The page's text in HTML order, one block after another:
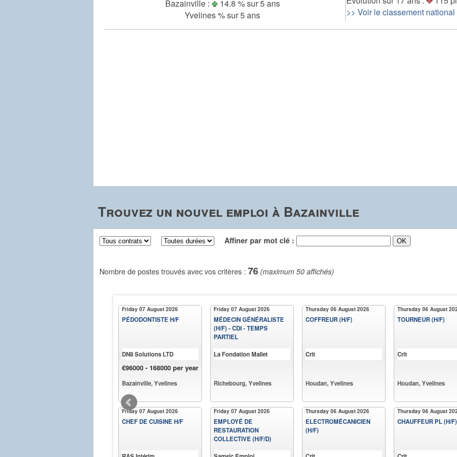
Bazainville :
14.8 % sur 5 ans
Yvelines % sur 5 ans
>> Voir le classement national
Trouvez un nouvel emploi à Bazainville
Affiner par mot clé :
Nombre de postes trouvés avec vos critères : 76 (maximum 50 affichés)
Friday 07 August 2026
PÉDODONTISTE H/F
DN8 Solutions LTD
€96000 - 168000 per year
Bazainville, Yvelines
Friday 07 August 2026
CHEF DE CUISINE H/F
Friday 07 August 2026
MÉDECIN GÉNÉRALISTE
(H/F) - CDI - TEMPS
PARTIEL
La Fondation Mallet
Richebourg, Yvelines
Friday 07 August 2026
EMPLOYÉ DE
RESTAURATION
COLLECTIVE (H/F/D)
Thursday 06 August 2026
COFFREUR (H/F)
Crit
Houdan, Yvelines
Thursday 06 August 2026
ELECTROMÉCANICIEN
(H/F)
Thursday 06 August
TOURNEUR (H/F)
Crit
Houdan, Yvelines
Thursday 06 August
CHAUFFEUR PL (H/F)